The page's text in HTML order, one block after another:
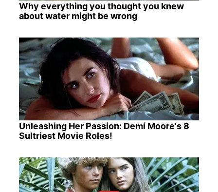
Why everything you thought you knew
about water might be wrong
Unleashing Her Passion: Demi Moore's 8
Sultriest Movie Roles!